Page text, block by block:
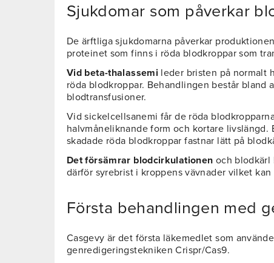
Sjukdomar som påverkar
De ärftliga sjukdomarna påverkar
proteinet som finns i röda blodkroppar som
Vid beta-thalassemi leder bristen på normalt
röda blodkroppar. Behandlingen består bland
blodtransfusioner.
Vid sickelcellsanemi får de röda
halvmåneliknande form och kortare
skadade röda blodkroppar fastnar lätt på
Det försämrar blodcirkulationen och blodkärl
därför syrebrist i kroppens vävnader vilket kan
Första behandlingen med
Casgevy är det första läkemedlet som
genredigeringstekniken Crispr/Cas9.